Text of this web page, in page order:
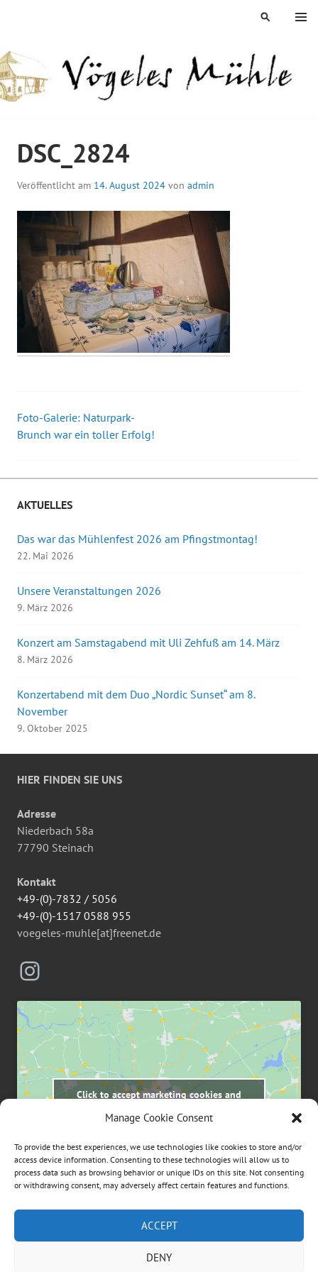
Manage Cookie Consent
To provide the best experiences, we use technologies like cookies to store and/or
access device information. Consenting to these technologies will allow us to
process data such as browsing behavior or unique IDs on this site. Not consenting
or withdrawing consent, may adversely affect certain features and functions.
ACCEPT
DENY
MENÜ
SUCHEN
DSC_2824
Veröffentlicht am 14. August 2024 von admin
Beitrags-
Foto-Galerie: Naturpark-
Brunch war ein toller Erfolg!
AKTUELLES
Das war das Mühlenfest 2026 am Pfingstmontag!
22. Mai 2026
Unsere Veranstaltungen 2026
9. März 2026
Konzert am Samstagabend mit Uli Zehfuß am 14. März
8. März 2026
Konzertabend mit dem Duo „Nordic Sunset“ am 8.
November
9. Oktober 2025
HIER FINDEN SIE UNS
Adresse
Niederbach 58a
77790 Steinach
Kontakt
+49-(0)-7832 / 5056
+49-(0)-1517 0588 955
voegeles-muhle[at]freenet.de
Instagram
Click to accept marketing cookies and
Suchen